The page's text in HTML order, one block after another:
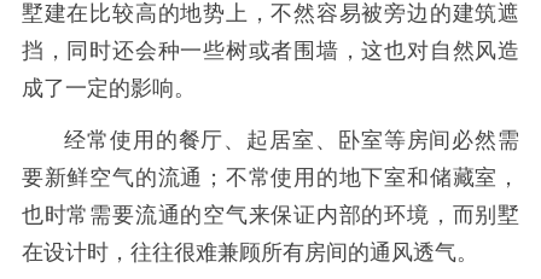
墅建在比较高的地势上，不然容易被旁边的建筑遮
挡，同时还会种一些树或者围墙，这也对自然风造
成了一定的影响。
经常使用的餐厅、起居室、卧室等房间必然需
要新鲜空气的流通；不常使用的地下室和储藏室，
也时常需要流通的空气来保证内部的环境，而别墅
在设计时，往往很难兼顾所有房间的通风透气。